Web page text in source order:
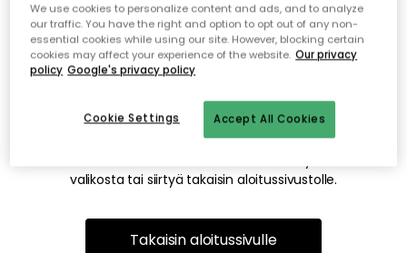
Emme valitettavasti löydä
etsimääsi sivua
Tämä voi johtua siitä, että sivua ei enää ole tai siitä, että se
on siirretty muualle. Pahoittelemme tästä mahdollisesti
valikosta tai siirtyä takaisin aloitussivustolle.
Takaisin aloitussivulle
We use cookies to personalize content and ads, and to analyze
our traffic. You have the right and option to opt out of any non-
essential cookies while using our site. However, blocking certain
cookies may affect your experience of the website. Our privacy
policy Google's privacy policy
Accept All Cookies
Cookie Settings